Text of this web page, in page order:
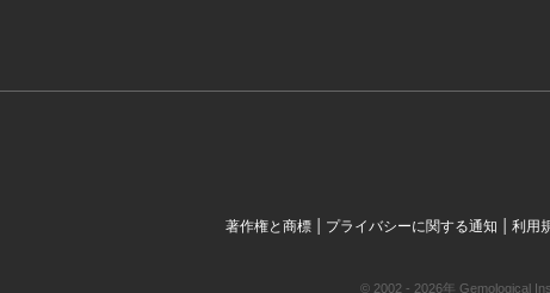
著作権と商標 | プライバシーに関する通知 | 利用
© 2002 - 2026年 Gemological